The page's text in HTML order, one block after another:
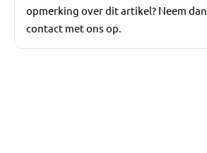
opmerking over dit artikel? Neem dan
contact met ons op.